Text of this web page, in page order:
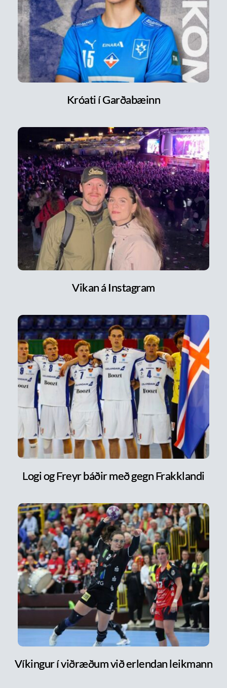
Króati í Garðabæinn
Vikan á Instagram
Logi og Freyr báðir með gegn Frakklandi
Víkingur í viðræðum við erlendan leikmann